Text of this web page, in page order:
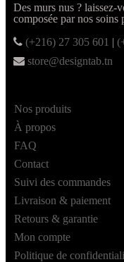
Des murs nus ? laissez-
composée par nos
(+216) 27 305 601 |
store@designtab.tn
Nos produits
À propos
FAQ
Contact
Suivi des commandes
Livraison & paiement
Retours & garantie
Mon compte
Politique de